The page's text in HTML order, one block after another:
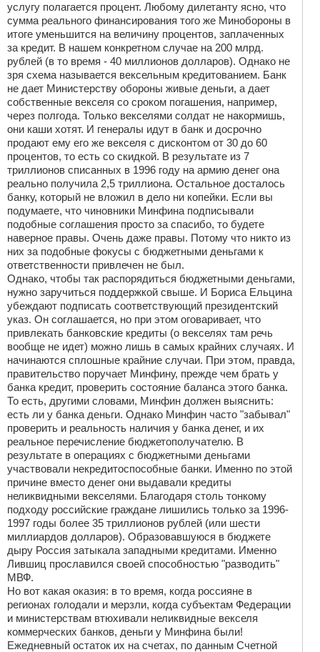
услугу полагается процент. Любому дилетанту ясно, что
сумма реального финансирования того же Минобороны в
итоге уменьшится на величину процентов, заплаченных
за кредит. В нашем конкретном случае на 200 млрд.
рублей (в то время - 40 миллионов долларов). Однако не
зря схема называется вексельным кредитованием. Банк
не дает Министерству обороны живые деньги, а дает
собственные векселя со сроком погашения, например,
через полгода. Только векселями солдат не накормишь,
они каши хотят. И генералы идут в банк и досрочно
продают ему его же векселя с дисконтом от 30 до 60
процентов, то есть со скидкой. В результате из 7
триллионов списанных в 1996 году на армию денег она
реально получила 2,5 триллиона. Остальное досталось
банку, который не вложил в дело ни копейки. Если вы
подумаете, что чиновники Минфина подписывали
подобные соглашения просто за спасибо, то будете
наверное правы. Очень даже правы. Потому что никто из
них за подобные фокусы с бюджетными деньгами к
ответственности привлечен не был.
Однако, чтобы так распорядиться бюджетными деньгами,
нужно заручиться поддержкой свыше. И Бориса Ельцина
убеждают подписать соответствующий президентский
указ. Он соглашается, но при этом оговаривает, что
привлекать банковские кредиты (о векселях там речь
вообще не идет) можно лишь в самых крайних случаях. И
начинаются сплошные крайние случаи. При этом, правда,
правительство поручает Минфину, прежде чем брать у
банка кредит, проверить состояние баланса этого банка.
То есть, другими словами, Минфин должен выяснить:
есть ли у банка деньги. Однако Минфин часто "забывал"
проверить и реальность наличия у банка денег, и их
реальное перечисление бюджетополучателю. В
результате в операциях с бюджетными деньгами
участвовали некредитоспособные банки. Именно по этой
причине вместо денег они выдавали кредиты
неликвидными векселями. Благодаря столь тонкому
подходу российские граждане лишились только за 1996-
1997 годы более 35 триллионов рублей (или шести
миллиардов долларов). Образовавшуюся в бюджете
дыру Россия затыкала западными кредитами. Именно
Лившиц прославился своей способностью "разводить"
МВФ.
Но вот какая оказия: в то время, когда россияне в
регионах голодали и мерзли, когда субъектам Федерации
и министерствам втюхивали неликвидные векселя
коммерческих банков, деньги у Минфина были!
Ежедневный остаток их на счетах, по данным Счетной